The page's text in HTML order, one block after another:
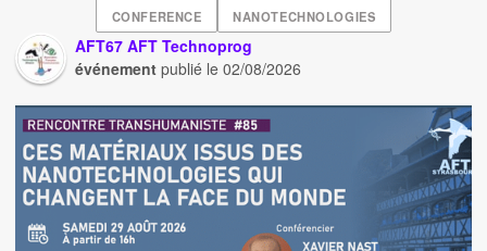
CONFERENCE NANOTECHNOLOGIES
AFT67 AFT Technoprog
événement publié le02/08/2026